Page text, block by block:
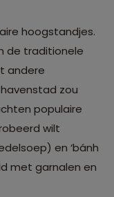
hoogstandjes.
de traditionele
andere
zou
populaire
wilt
en ‘bánh
met garnalen en